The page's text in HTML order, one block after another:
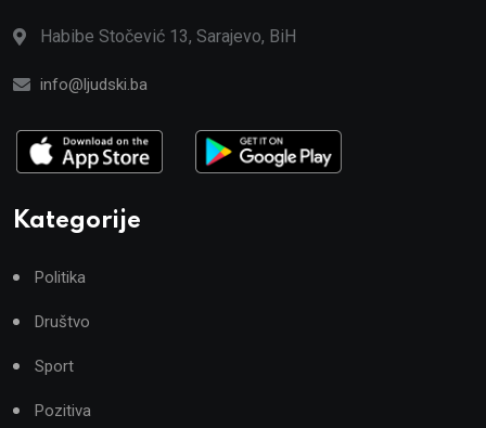
Habibe Stočević 13, Sarajevo, BiH
info@ljudski.ba
Kategorije
Politika
Društvo
Sport
Pozitiva